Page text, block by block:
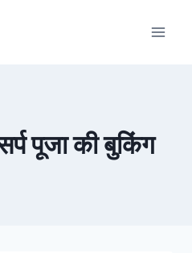
पूजा की बुकिंग